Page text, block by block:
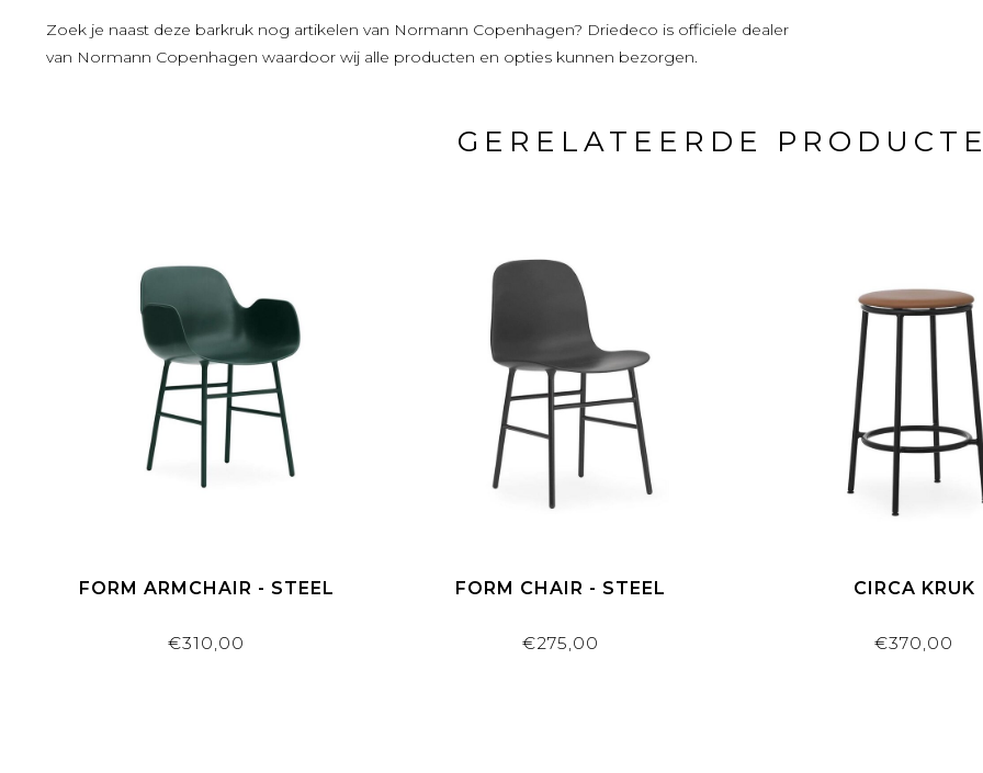
Zoek je naast deze barkruk nog artikelen van Normann Copenhagen? Driedeco is officiele dealer
van Normann Copenhagen waardoor wij alle producten en opties kunnen bezorgen.
GERELATEERDE
FORM ARMCHAIR - STEEL
€310,00
FORM CHAIR - STEEL
€275,00
CIRCA KRUK
€370,00